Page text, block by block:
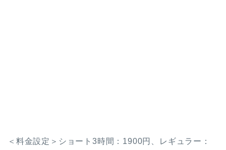
＜料金設定＞ショート3時間：1900円、レギュラー：